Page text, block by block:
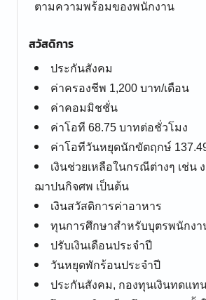
ตามความพร้อมของพนักงาน
สวัสดิการ
ประกันสังคม
ค่าครองชีพ 1,200 บาท/เดือน
ค่าคอมมิชชั่น
ค่าโอที 68.75 บาทต่อชั่วโมง
ค่าโอทีวันหยุดนักขัตฤกษ์
เงินช่วยเหลือในกรณีต่างๆ เช่น
ฌาปนกิจศพ เป็นต้น
เงินสวัสดิการค่าอาหาร
ทุนการศึกษาสำหรับบุตรพนักงา
ปรับเงินเดือนประจำปี
วันหยุดพักร้อนประจำปี
ประกันสังคม, กองทุนเงินทดแท